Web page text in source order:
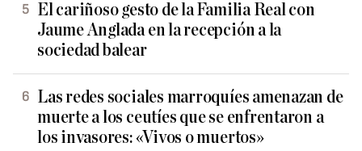
El cariñoso gesto de la Familia Real con
Jaume Anglada en la recepción a la
sociedad balear
Las redes sociales marroquíes amenazan de
muerte a los ceutíes que se enfrentaron a
los invasores: «Vivos o muertos»